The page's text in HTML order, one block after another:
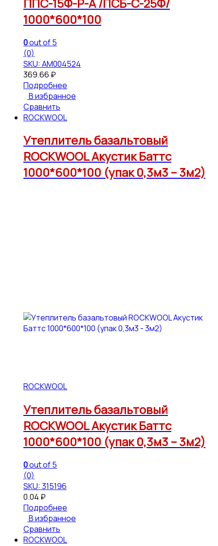
1000*600*100
0out of 5
(0)
SKU: АМ004524
369.66 ₽
Подробнее
В избранное
Сравнить
ROCKWOOL
Утеплитель базальтовый
ROCKWOOL Акустик Баттс
1000*600*100 (упак 0,3м3 – 3м2)
ROCKWOOL
Утеплитель базальтовый
ROCKWOOL Акустик Баттс
1000*600*100 (упак 0,3м3 – 3м2)
0out of 5
(0)
SKU: 315196
0.04 ₽
Подробнее
В избранное
Сравнить
ROCKWOOL